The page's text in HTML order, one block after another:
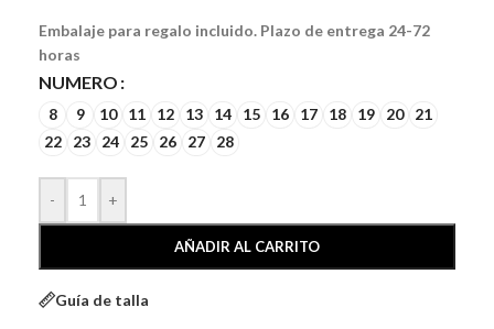
Embalaje para regalo incluido. Plazo de entrega 24-72
horas
NUMERO
8 9 10 11 12 13 14 15 16 17 18 19 20
21
22
23 24 25 26 27 28
- +
AÑADIR AL CARRITO
Guía de talla